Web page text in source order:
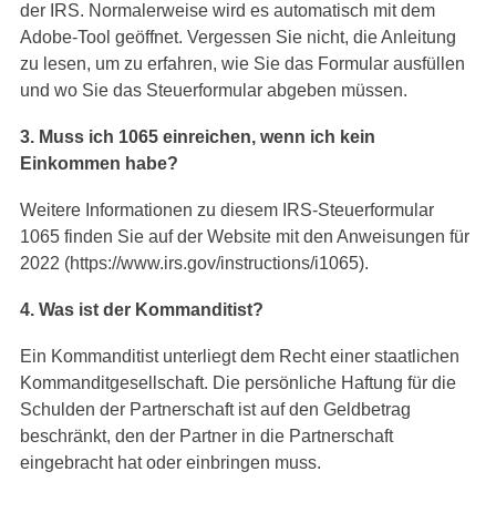
der IRS. Normalerweise wird es automatisch mit dem
Adobe-Tool geöffnet. Vergessen Sie nicht, die Anleitung
zu lesen, um zu erfahren, wie Sie das Formular ausfüllen
und wo Sie das Steuerformular abgeben müssen.
3. Muss ich 1065 einreichen, wenn ich kein
Einkommen habe?
Weitere Informationen zu diesem IRS-Steuerformular
1065 finden Sie auf der Website mit den Anweisungen für
2022 (https://www.irs.gov/instructions/i1065).
4. Was ist der Kommanditist?
Ein Kommanditist unterliegt dem Recht einer staatlichen
Kommanditgesellschaft. Die persönliche Haftung für die
Schulden der Partnerschaft ist auf den Geldbetrag
beschränkt, den der Partner in die Partnerschaft
eingebracht hat oder einbringen muss.